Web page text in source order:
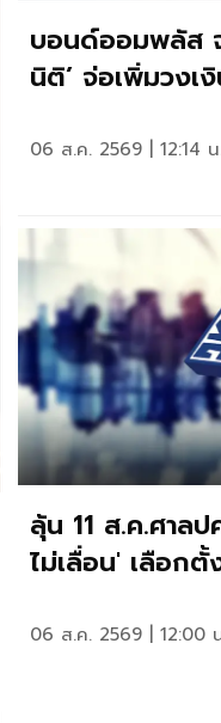
บอนด์ออมพลัส
นิติ’ จ่อเพิ่มวง
06 ส.ค. 2569 | 12:14
ลุ้น 11 ส.ค.ศาล
ไม่เลื่อน' เลือก
06 ส.ค. 2569 | 12:00